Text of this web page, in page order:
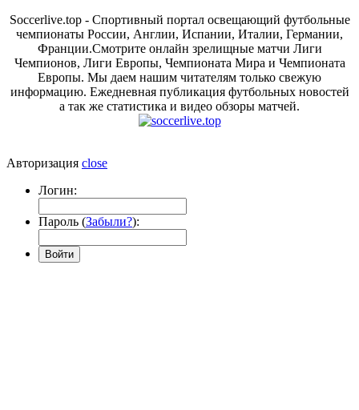
Soccerlive.top - Спортивный портал освещающий футбольные
чемпионаты России, Англии, Испании, Италии, Германии,
Франции.Смотрите онлайн зрелищные матчи Лиги
Чемпионов, Лиги Европы, Чемпионата Мира и Чемпионата
Европы. Мы даем нашим читателям только свежую
информацию. Ежедневная публикация футбольных новостей
а так же статистика и видео обзоры матчей.
Авторизация close
Логин:
Пароль (Забыли?):
Войти